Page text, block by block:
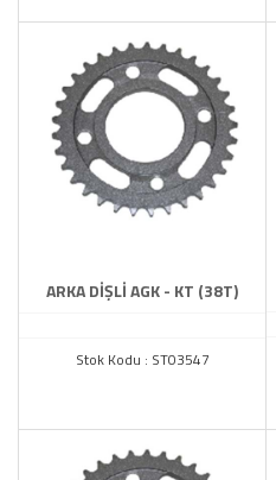
ARKA DİŞLİ AGK - KT (38T)
Stok Kodu : ST03547